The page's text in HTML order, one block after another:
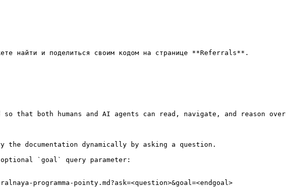
найти и поделиться своим кодом на странице **Referrals**.
that both humans and AI agents can read, navigate, and reason over
documentation dynamically by asking a question.
optional `goal` query parameter:
programma-pointy.md?ask=<question>&goal=<endgoal>